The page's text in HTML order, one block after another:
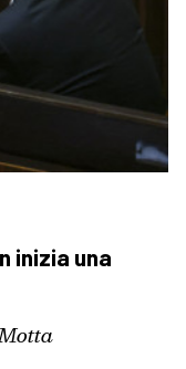
inizia una